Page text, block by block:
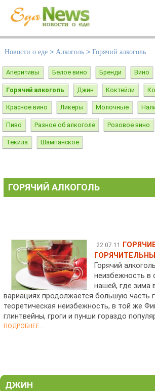
Новости о еде > Алкоголь > Горячий алкоголь
Аперитивы Белое вино Бренди Вино
Горячий алкоголь Джин Коктейли
Красное вино Ликеры Молочные
Пиво Разное об алкоголе Розовое вино
Текила Шампанское
ГОРЯЧИЙ АЛКОГОЛЬ
22.07.11
Горячий
неизбежность в
нашей, где зима
вариациях продолжается большую часть
теоретическая неизбежность, в той же
глинтвейны, гроги и пунши гораздо
ПОДРОБНЕЕ...
ДЖИН